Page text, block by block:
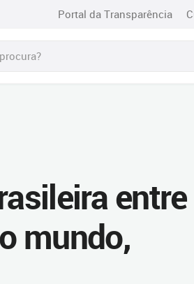
Portal da Transparência
entre
mundo,